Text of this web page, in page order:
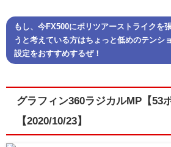
もし、今FX500にポリツアーストライクを
うと考えている方はちょっと低めのテンシ
設定をおすすめするぜ！
グラフィン360ラジカルMP【53
【2020/10/23】